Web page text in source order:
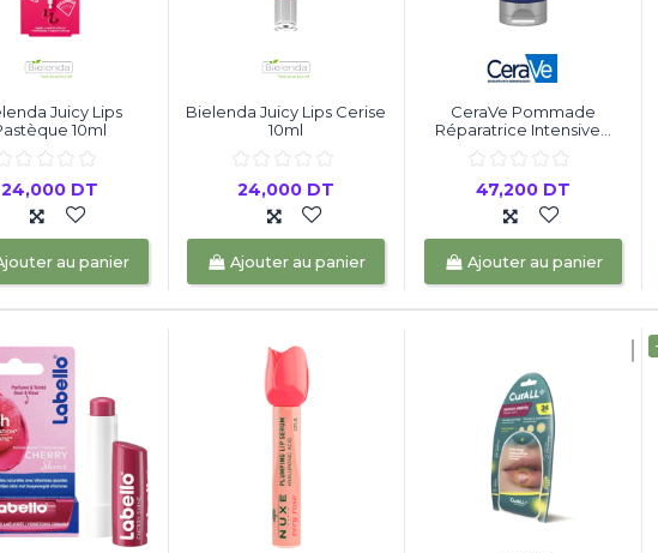
Juicy Lips
10ml
24,000 DT
au panier
Bielenda Juicy Lips Cerise
10ml
24,000 DT
Ajouter au panier
CeraVe Pommade
Réparatrice Intensive...
47,200 DT
Ajouter au panier